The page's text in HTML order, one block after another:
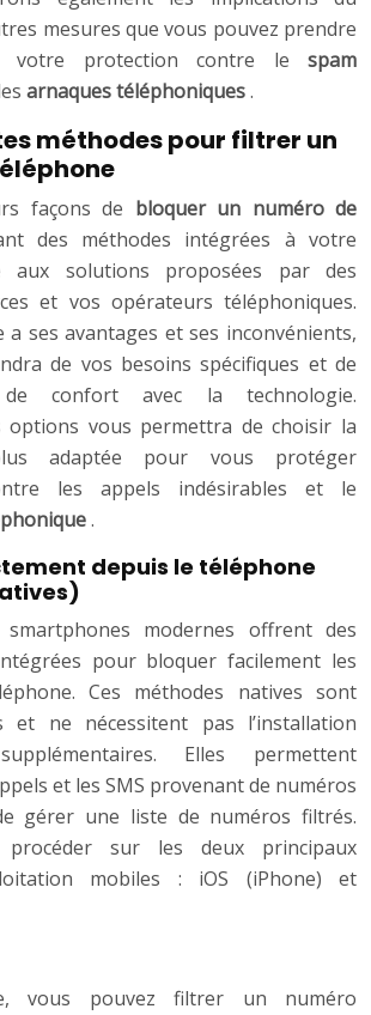
mesures que vous pouvez prendre
votre protection contre le spam
arnaques téléphoniques.
méthodes pour filtrer un
façons de bloquer un numéro de
des méthodes intégrées à votre
aux solutions proposées par des
et vos opérateurs téléphoniques.
a ses avantages et ses inconvénients,
de vos besoins spécifiques et de
confort avec la technologie.
options vous permettra de choisir la
adaptée pour vous protéger
les appels indésirables et le
.
depuis le téléphone
modernes offrent des
pour bloquer facilement les
Ces méthodes natives sont
et ne nécessitent pas l’installation
Elles permettent
et les SMS provenant de numéros
gérer une liste de numéros filtrés.
procéder sur les deux principaux
mobiles : iOS (iPhone) et
vous pouvez filtrer un numéro